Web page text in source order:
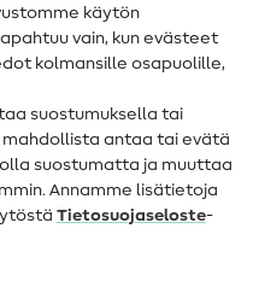
käytön
vain, kun evästeet
kolmansille osapuolille,
suostumuksella tai
antaa tai evätä
olla suostumatta ja muuttaa
Annamme lisätietoja
Tietosuojaseloste-